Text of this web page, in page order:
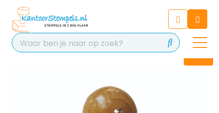
Chat 24/7 met onze chatbot
voor hulp
Contact